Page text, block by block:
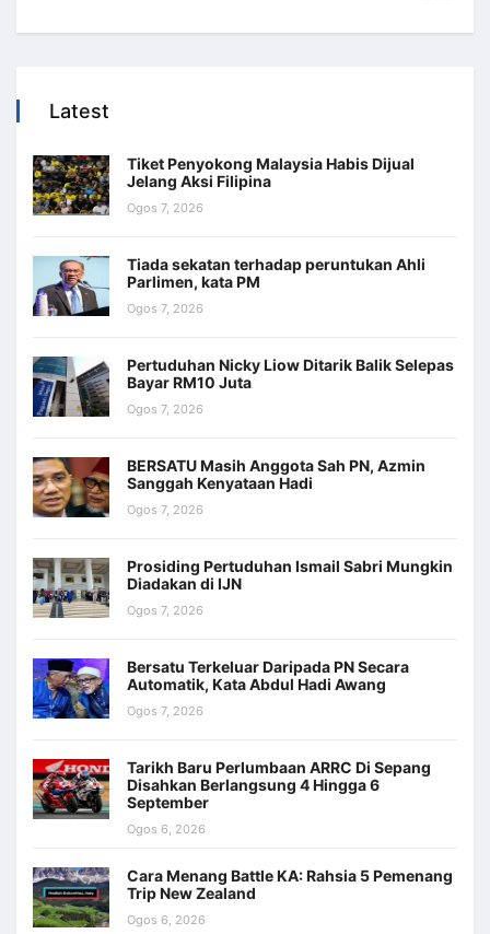
Latest
Tiket Penyokong Malaysia Habis Dijual
Jelang Aksi Filipina
Ogos 7, 2026
Tiada sekatan terhadap peruntukan Ahli
Parlimen, kata PM
Ogos 7, 2026
Pertuduhan Nicky Liow Ditarik Balik Selepas
Bayar RM10 Juta
Ogos 7, 2026
BERSATU Masih Anggota Sah PN, Azmin
Sanggah Kenyataan Hadi
Ogos 7, 2026
Prosiding Pertuduhan Ismail Sabri Mungkin
Diadakan di IJN
Ogos 7, 2026
Bersatu Terkeluar Daripada PN Secara
Automatik, Kata Abdul Hadi Awang
Ogos 7, 2026
Tarikh Baru Perlumbaan ARRC Di Sepang
Disahkan Berlangsung 4 Hingga 6
September
Ogos 6, 2026
Cara Menang Battle KA: Rahsia 5 Pemenang
Trip New Zealand
Ogos 6, 2026